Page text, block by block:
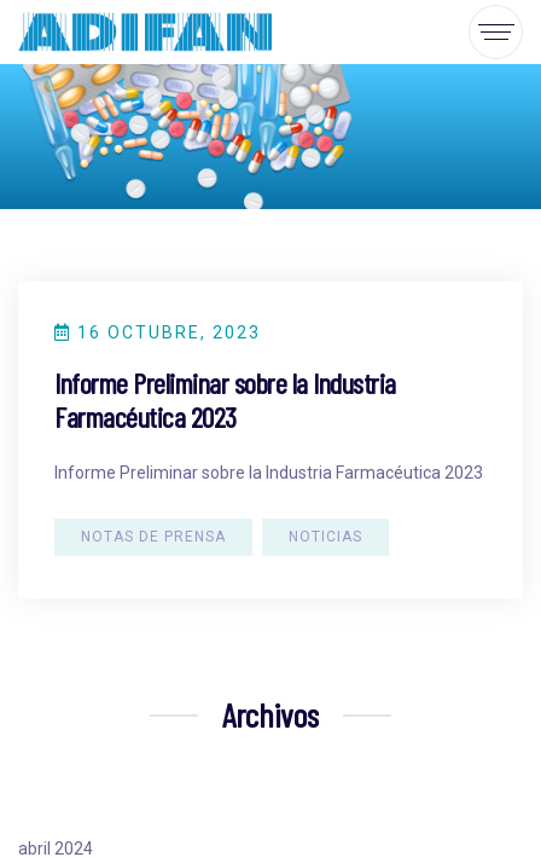
16 OCTUBRE, 2023
Informe Preliminar sobre la Industria
Farmacéutica 2023
Informe Preliminar sobre la Industria Farmacéutica 2023
NOTAS DE PRENSA NOTICIAS
Archivos
abril 2024